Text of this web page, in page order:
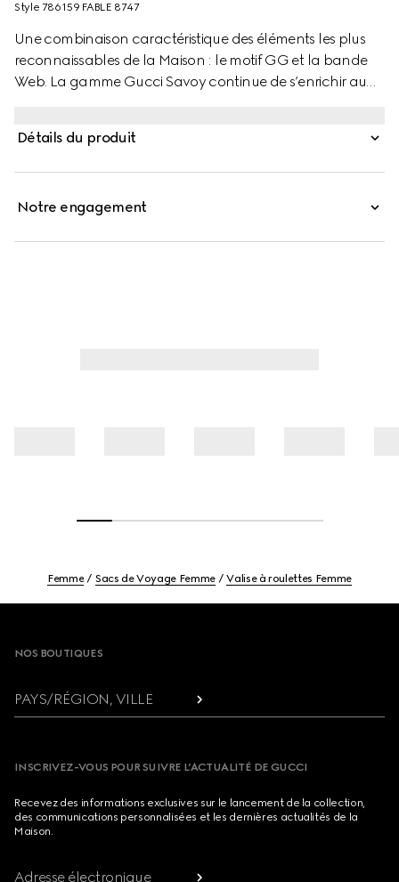
Style ‎786159 FABLE 8747
Une combinaison caractéristique des éléments les plus
reconnaissables de la Maison : le motif GG et la bande
Web. La gamme Gucci Savoy continue de s’enrichir au
pour présenter une offre moderne et raffinée.Ce bagage
Détails du produit
Notre engagement
Femme Sacs de Voyage Femme Valise à roulettes Femme
NOS BOUTIQUES
PAYS/RÉGION, VILLE
INSCRIVEZ-VOUS POUR SUIVRE L’ACTUALITÉ DE GUCCI
Recevez des informations exclusives sur le lancement de la collection,
des communications personnalisées et les dernières actualités de la
Maison.
Adresse électronique